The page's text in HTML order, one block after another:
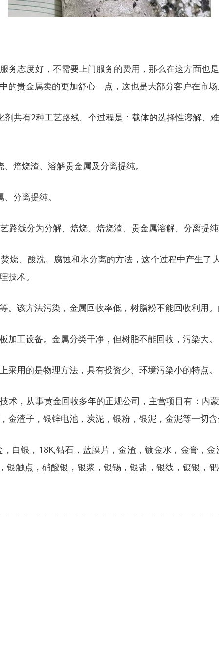
务态度好，不需要上门服务的费用，那么在这方面也
贵金属卖的更加舒心一点，这也是大部分客户在市场
共有2种工艺路线。个过程是：载体的选择性溶解、
焙烧渣、溶解贵金属及分离提纯。
分离提纯。
路线分为分解、焙烧、焙烧渣、贵金属溶解、分离提纯
烧、酸洗、腐蚀和水分离的方法，这个过程中产生了
技术。
该方法污染，金属回收率低，树脂粉不能回收利用
工设备。金属分类干净，但树脂不能回收，污染大。
用的是物理方法，具有投资少、环境污染小的特点。
术，从事黄金回收多年的正规公司，主营项目有：内
渣子，银锌电池，炭泥，银粉，银泥，金泥等一切含
白银，18K,钻石，蓝膜片，金渣，镀金水，金膏，
触点，硝酸银，银浆，银锡，银盐，银线，镀银，